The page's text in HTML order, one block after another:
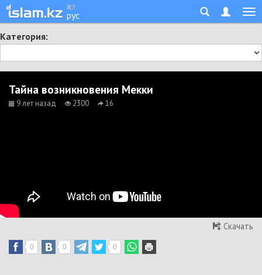
қаз
рус
Категория:
Тайна возникновения Мекки
9 лет назад 2300 16
Скачать
0 0 0